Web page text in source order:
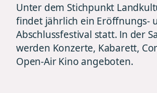
Unter dem Stichpunkt
findet jährlich ein Eröffnungs-
Abschlussfestival statt. In der
werden Konzerte, Kabarett,
Open-Air Kino angeboten.